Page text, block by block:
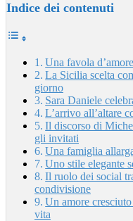
Indice dei contenuti
Una favola
La Sicilia scelta
giorno
Sara Daniele
L’arrivo all’altare
Il discorso di
gli invitati
Una famiglia
Uno stile elegante
Il ruolo dei social
condivisione
Un amore
vita